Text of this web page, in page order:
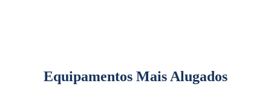
Equipamentos Mais Alugados